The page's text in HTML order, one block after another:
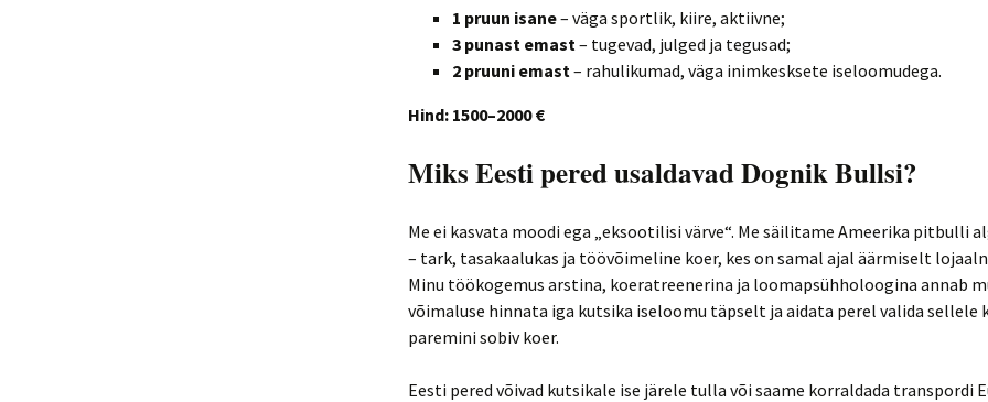
1 pruun isane– väga sportlik, kiire, aktiivne;
3 punast emast – tugevad, julged ja tegusad;
2 pruuni emast – rahulikumad, väga inimkesksete iseloomudega.
Hind: 1500–2000 €
Miks Eesti pered usaldavad Dognik Bullsi?
Me ei kasvata moodi ega „eksootilisi värve“. Me säilitame Ameerika pitbulli
– tark, tasakaalukas ja töövõimeline koer, kes on samal ajal äärmiselt
Minu töökogemus arstina, koeratreenerina ja loomapsühholoogina annab
võimaluse hinnata iga kutsika iseloomu täpselt ja aidata perel valida sellele
paremini sobiv koer.
Eesti pered võivad kutsikale ise järele tulla või saame korraldada transpordi